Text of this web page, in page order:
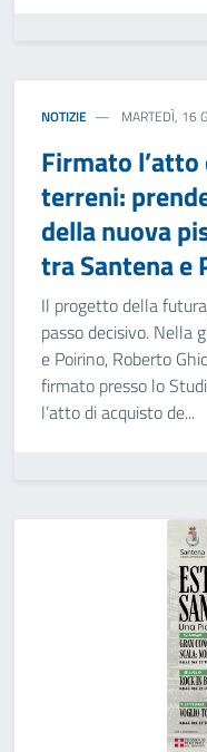
NOTIZIE MARTEDÌ, 16
Firmato
terreni:
della nuova
tra Santena e
Il progetto della
passo decisivo. Nella
e Poirino, Roberto
firmato presso lo
l’atto di acquisto de...